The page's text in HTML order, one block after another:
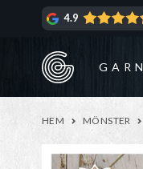
4.9
GARN
HEM MÖNSTER